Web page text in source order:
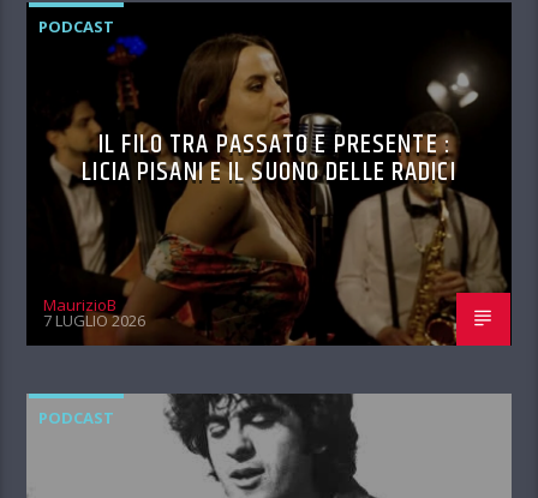
PODCAST
IL FILO TRA PASSATO E PRESENTE :
LICIA PISANI E IL SUONO DELLE RADICI
MaurizioB
7 LUGLIO 2026
PODCAST